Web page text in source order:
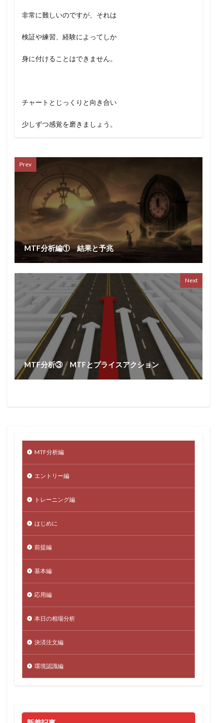
非常に難しいのですが、それは
検証や練習、経験によってしか
身に付けることはできません。
チャートとじっくりと向き合い
少しずつ感覚を磨きましょう。
Prev
MTF分析編① 結果と予兆
Next
MTF分析③ MTFとプライスアクション
MTF分析編
エントリー編
トレーニング編
はじめに
前提編
基本編
応用編
本日の相場分析
決済注文編
環境認識編